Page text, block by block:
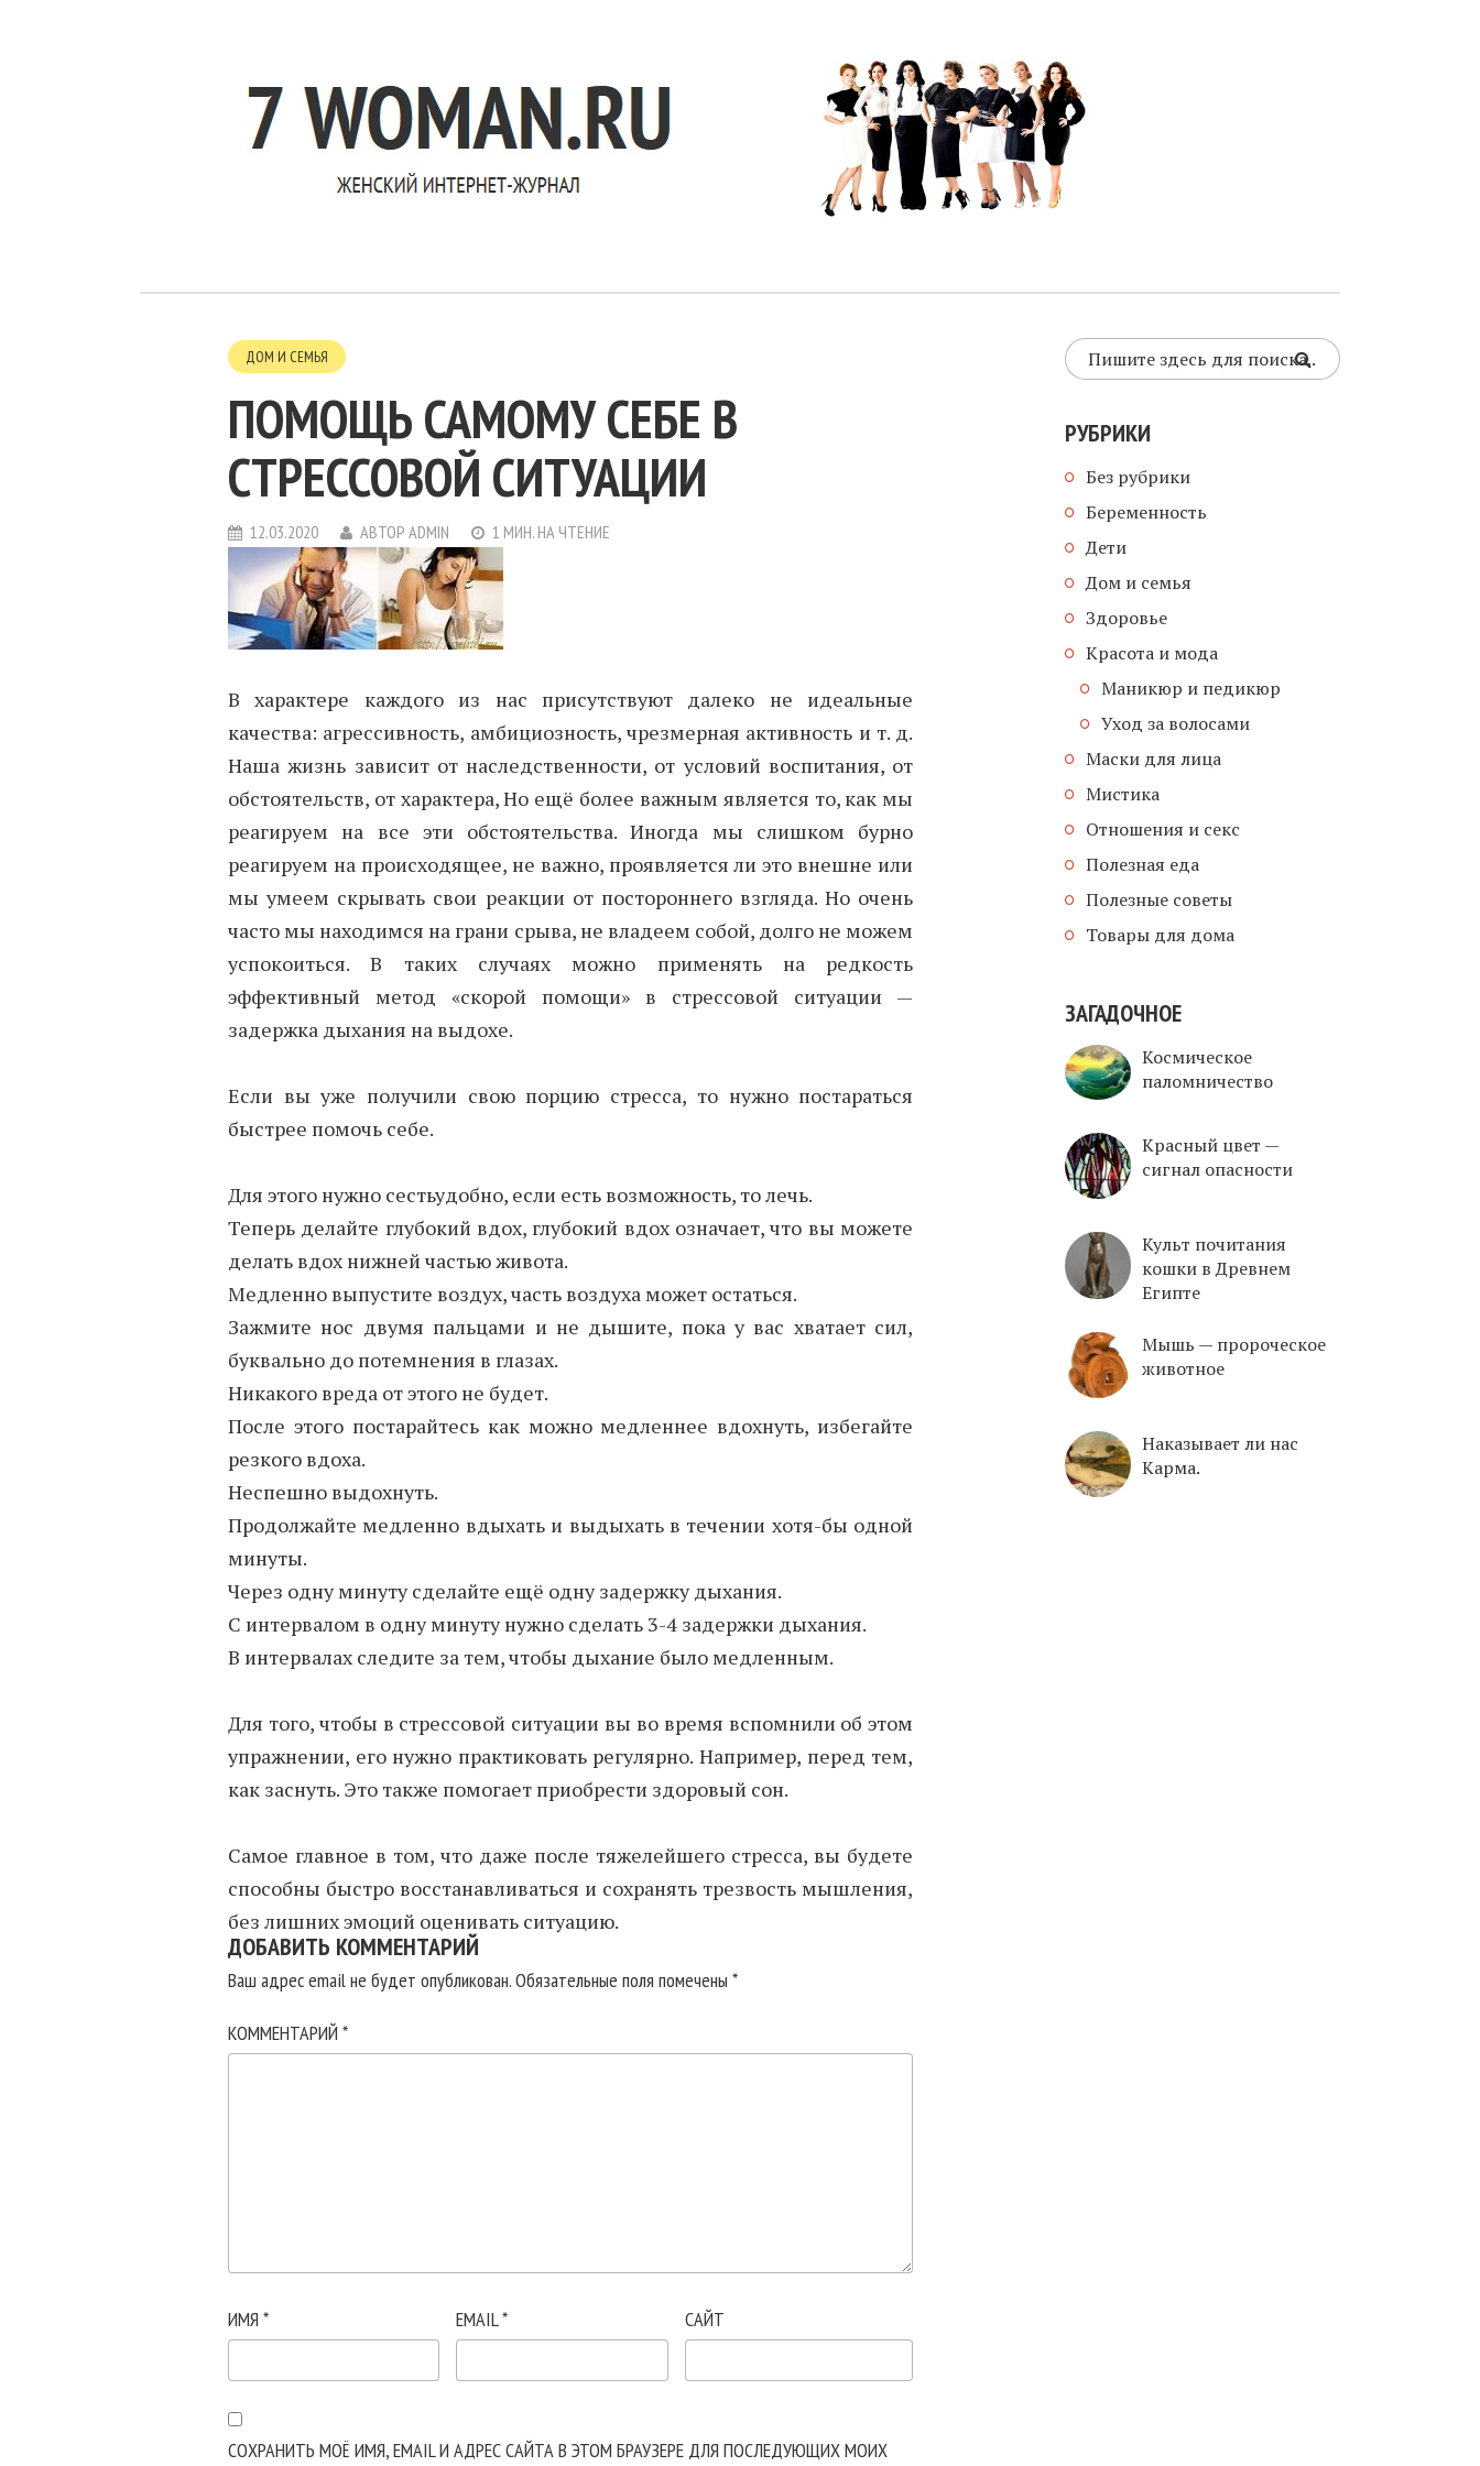
ДОМ И СЕМЬЯ
ПОМОЩЬ САМОМУ СЕБЕ В
СТРЕССОВОЙ СИТУАЦИИ
12.03.2020 АВТОР ADMIN 1 МИН. НА ЧТЕНИЕ
В характере каждого из нас присутствуют далеко не идеальные
качества: агрессивность, амбициозность, чрезмерная активность и т. д.
Наша жизнь зависит от наследственности, от условий воспитания, от
обстоятельств, от характера, Но ещё более важным является то, как мы
реагируем на все эти обстоятельства. Иногда мы слишком бурно
реагируем на происходящее, не важно, проявляется ли это внешне или
мы умеем скрывать свои реакции от постороннего взгляда. Но очень
часто мы находимся на грани срыва, не владеем собой, долго не можем
успокоиться. В таких случаях можно применять на редкость
эффективный метод «скорой помощи» в стрессовой ситуации —
задержка дыхания на выдохе.
Если вы уже получили свою порцию стресса, то нужно постараться
быстрее помочь себе.
Для этого нужно сестьудобно, если есть возможность, то лечь.
Теперь делайте глубокий вдох, глубокий вдох означает, что вы можете
делать вдох нижней частью живота.
Mедленно выпустите воздух, часть воздуха может остаться.
Зажмите нос двумя пальцами и не дышите, пока у вас хватает сил,
буквально до потемнения в глазах.
Никакого вреда от этого не будет.
После этого постарайтесь как можно медленнее вдохнуть, избегайте
резкого вдоха.
Неспешно выдохнуть.
Продолжайте медленно вдыхать и выдыхать в течении хотя-бы одной
минуты.
Через одну минуту сделайте ещё одну задержку дыхания.
С интервалом в одну минуту нужно сделать 3-4 задержки дыхания.
В интервалах следите за тем, чтобы дыхание было медленным.
Для того, чтобы в стрессовой ситуации вы во время вспомнили об этом
упражнении, его нужно практиковать регулярно. Например, перед тем,
как заснуть. Это также помогает приобрести здоровый сон.
Самое главное в том, что даже после тяжелейшего стресса, вы будете
способны быстро восстанавливаться и сохранять трезвость мышления,
без лишних эмоций оценивать ситуацию.
ДОБАВИТЬ КОММЕНТАРИЙ
Ваш адрес email не будет опубликован.Обязательные поля помечены *
КОММЕНТАРИЙ *
ИМЯ * EMAIL* САЙТ
СОХРАНИТЬ МОЁ ИМЯ, EMAIL И АДРЕС САЙТА В ЭТОМ БРАУЗЕРЕ ДЛЯ ПОСЛЕДУЮЩИХ МОИХ
РУБРИКИ
Без рубрики
Беременность
Дети
Дом и семья
Здоровье
Красота и мода
Маникюр и педикюр
Уход за волосами
Маски для лица
Мистика
Отношения и секс
Полезная еда
Полезные советы
Товары для дома
ЗАГАДОЧНОЕ
Космическое
паломничество
Красный цвет —
сигнал опасности
Культ почитания
кошки в Древнем
Египте
Mышь — пророческое
животное
Наказывает ли нас
Карма.